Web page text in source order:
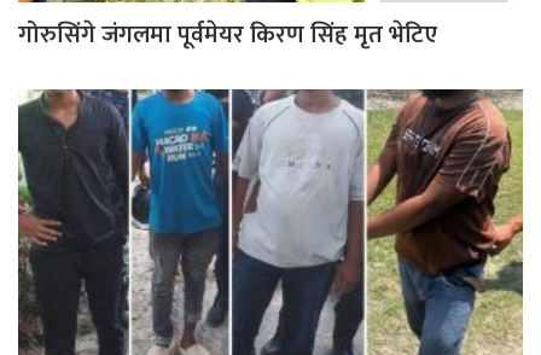
गोरुसिंगे जंगलमा पूर्वमेयर किरण सिंह मृत भेटिए